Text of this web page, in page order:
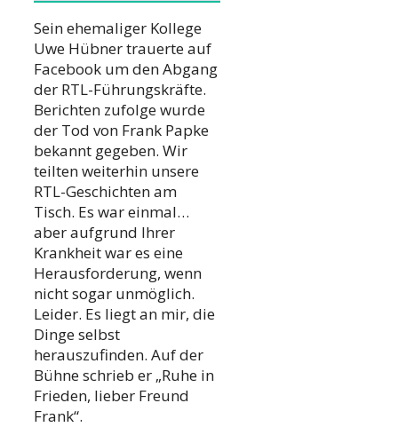
Sein ehemaliger Kollege
Uwe Hübner trauerte auf
Facebook um den Abgang
der RTL-Führungskräfte.
Berichten zufolge wurde
der Tod von Frank Papke
bekannt gegeben. Wir
teilten weiterhin unsere
RTL-Geschichten am
Tisch. Es war einmal…
aber aufgrund Ihrer
Krankheit war es eine
Herausforderung, wenn
nicht sogar unmöglich.
Leider. Es liegt an mir, die
Dinge selbst
herauszufinden. Auf der
Bühne schrieb er „Ruhe in
Frieden, lieber Freund
Frank“.